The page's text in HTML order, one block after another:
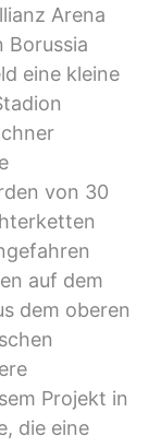
Arena
Borussia
eine kleine
von 30
auf dem
dem oberen
Projekt in
die eine